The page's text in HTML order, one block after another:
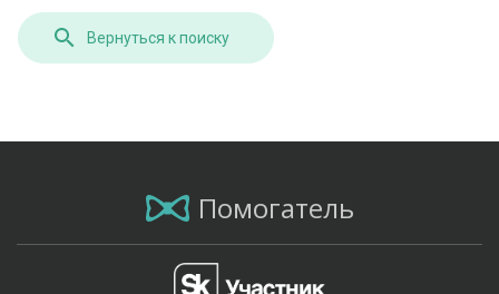
Вернуться к поиску
Помогатель